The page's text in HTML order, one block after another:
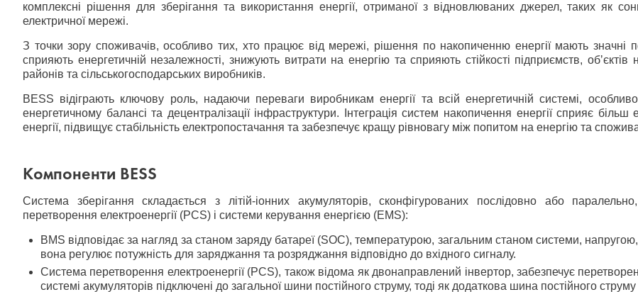
комплексні рішення для зберігання та використання енергії, отриманої з відновлюваних джерел, таких як
електричної мережі.
З точки зору споживачів, особливо тих, хто працює від мережі, рішення по накопиченню енергії мають значні
сприяють енергетичній незалежності, знижують витрати на енергію та сприяють стійкості підприємств,
районів та сільськогосподарських виробників.
BESS відіграють ключову роль, надаючи переваги виробникам енергії та всій енергетичній системі,
енергетичному балансі та децентралізації інфраструктури. Інтеграція систем накопичення енергії сприяє
енергії, підвищує стабільність електропостачання та забезпечує кращу рівновагу між попитом на енергію та
Компоненти BESS
Система зберігання складається з літій-іонних акумуляторів, сконфігурованих послідовно або
перетворення електроенергії (PCS) і системи керування енергією (EMS):
BMS відповідає за нагляд за станом заряду батареї (SOC), температурою, загальним станом системи,
вона регулює потужність для заряджання та розряджання відповідно до вхідного сигналу.
Система перетворення електроенергії (PCS), також відома як двонаправлений інвертор, забезпечує
системі акумуляторів підключені до загальної шини постійного струму, тоді як додаткова шина постійного